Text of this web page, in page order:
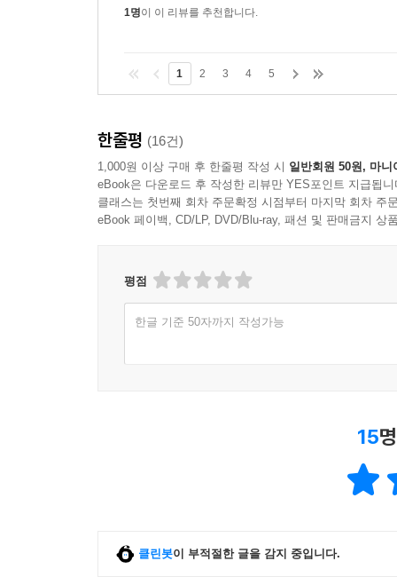
1명이 이 리뷰를 추천합니다.
1 2 3 4 5
한줄평 (16건)
1,000원 이상 구매 후 한줄평 작성 시 일반회원 50원, 마니
eBook은 다운로드 후 작성한 리뷰만 YES포인트 지급됩니
클래스는 첫번째 회차 주문확정 시점부터 마지막 회차 주
eBook 페이백, CD/LP, DVD/Blu-ray, 패션 및 판매금지 상
평점
한글 기준 50자까지 작성가능
15
클린봇이 부적절한 글을 감지 중입니다.